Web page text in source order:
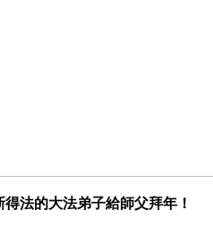
法的大法弟子給師父拜年！